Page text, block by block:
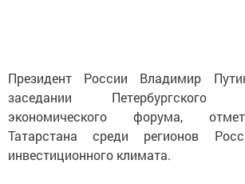
Президент России Владимир
заседании Петербургского
экономического форума,
Татарстана среди регионов
инвестиционного климата.